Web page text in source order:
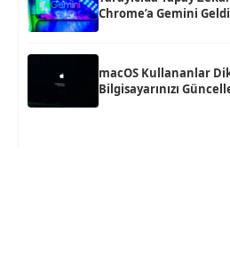
Chrome’a Gemini Geldi
macOS Kullananlar
Bilgisayarınızı